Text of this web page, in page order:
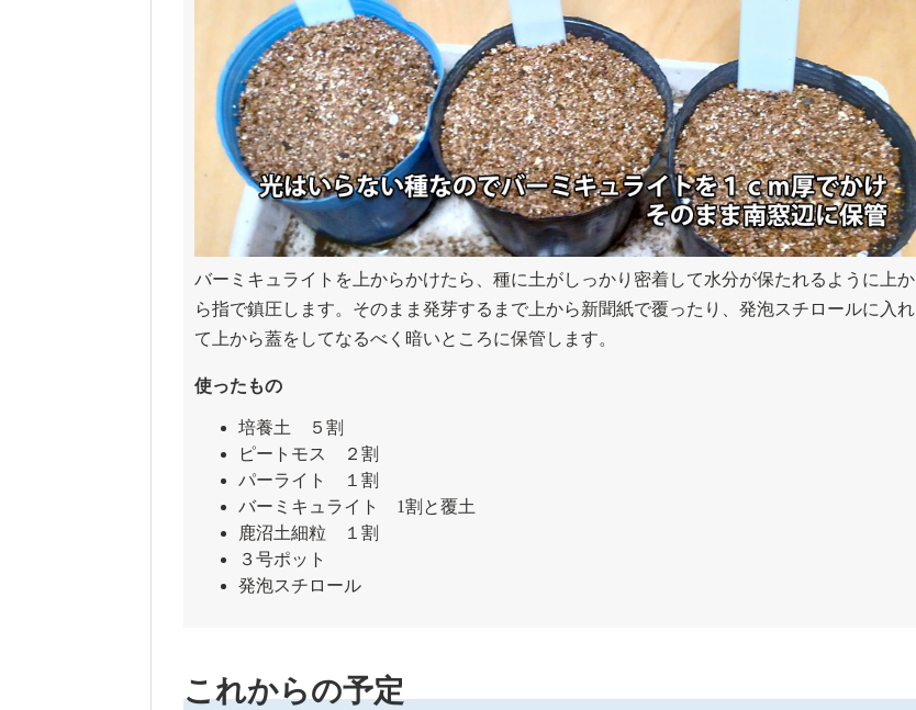
バーミキュライトを上からかけたら、種に土がしっかり密着して水分が保たれるように上か
ら指で鎮圧します。そのまま発芽するまで上から新聞紙で覆ったり、発泡スチロールに入れ
て上から蓋をしてなるべく暗いところに保管します。
使ったもの
培養土 ５割
ピートモス ２割
パーライト １割
バーミキュライト 1割と覆土
鹿沼土細粒 １割
３号ポット
発泡スチロール
これからの予定